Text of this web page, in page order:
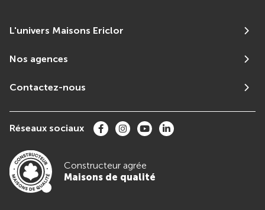
L'univers Maisons Ericlor
Nos agences
Contactez-nous
Réseaux sociaux
Constructeur agrée
Maisons de qualité